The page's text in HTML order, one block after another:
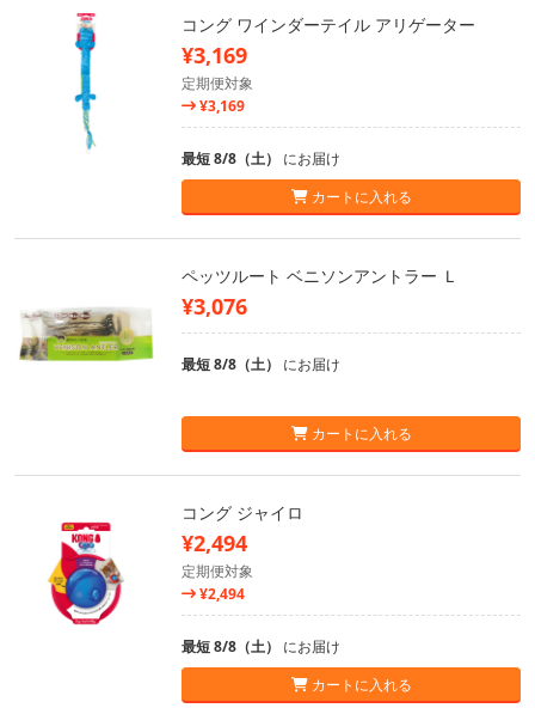
コング ワインダーテイル アリゲーター
¥3,169
定期便対象
¥3,169
最短 8/8（土） にお届け
カートに入れる
ペッツルート ベニソンアントラー Ｌ
¥3,076
最短 8/8（土） にお届け
カートに入れる
コング ジャイロ
¥2,494
定期便対象
¥2,494
最短 8/8（土） にお届け
カートに入れる